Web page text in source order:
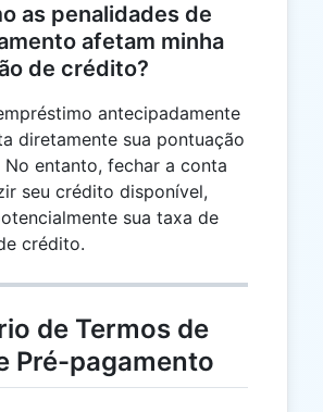
as penalidades de
afetam minha
de crédito?
antecipadamente
diretamente sua pontuação
entanto, fechar a conta
seu crédito disponível,
sua taxa de
crédito.
de Termos de
Pré-pagamento